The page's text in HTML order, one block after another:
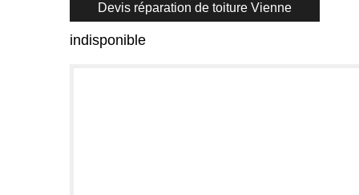
Devis réparation de toiture Vienne
indisponible